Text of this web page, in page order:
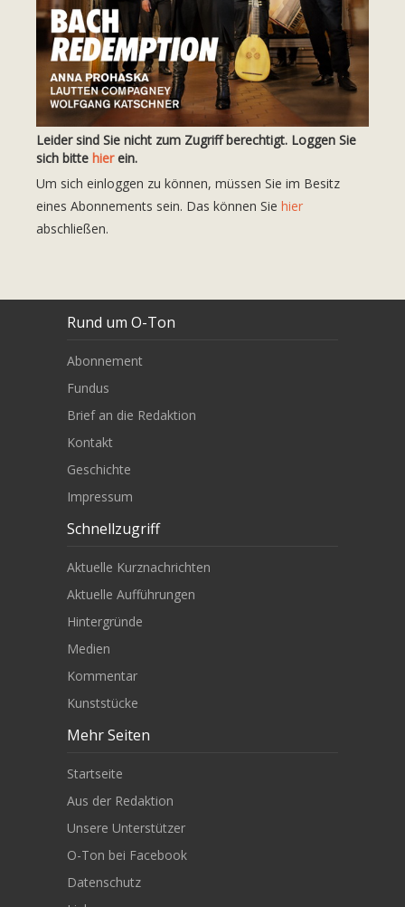
Leider sind Sie nicht zum Zugriff berechtigt. Loggen Sie
sich bitte hierein.
Um sich einloggen zu können, müssen Sie im Besitz
eines Abonnements sein. Das können Sie hier
abschließen.
Rund um O-Ton
Abonnement
Fundus
Brief an die Redaktion
Kontakt
Geschichte
Impressum
Schnellzugriff
Aktuelle Kurznachrichten
Aktuelle Aufführungen
Hintergründe
Medien
Kommentar
Kunststücke
Mehr Seiten
Startseite
Aus der Redaktion
Unsere Unterstützer
O-Ton bei Facebook
Datenschutz